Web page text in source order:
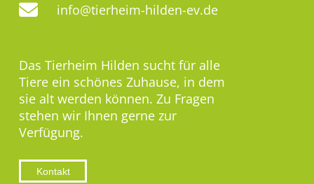
info@tierheim-hilden-ev.de
Das Tierheim Hilden sucht für alle
Tiere ein schönes Zuhause, in dem
sie alt werden können. Zu Fragen
stehen wir Ihnen gerne zur
Verfügung.
Kontakt